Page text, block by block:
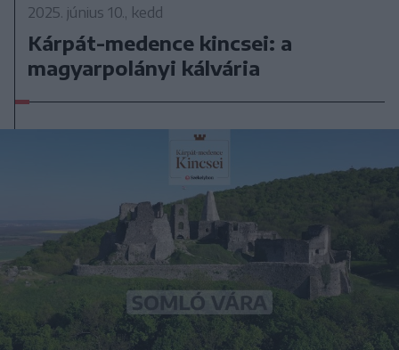
2025. június 10., kedd
Kárpát-medence kincsei: a
magyarpolányi kálvária